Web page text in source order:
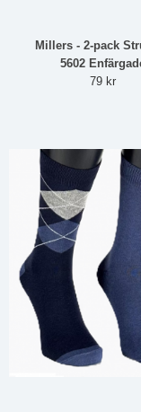
Millers - 2-pack
5602
79 kr